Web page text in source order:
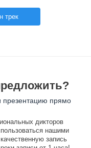
трек
презентацию прямо
дикторов
нашими
запись